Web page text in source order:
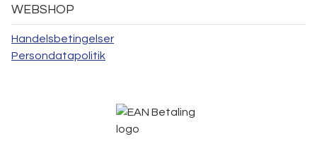
WEBSHOP
Handelsbetingelser
Persondatapolitik